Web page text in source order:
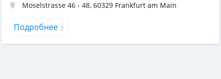
Moselstrasse 46 - 48, 60329 Frankfurt am Main
Подробнее